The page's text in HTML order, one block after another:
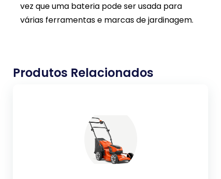
vez que uma bateria pode ser usada para
várias ferramentas e marcas de jardinagem.
Produtos Relacionados